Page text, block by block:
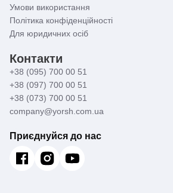
Умови використання
Політика конфіденційності
Для юридичних осіб
Контакти
+38 (095) 700 00 51
+38 (097) 700 00 51
+38 (073) 700 00 51
company@yorsh.com.ua
Приєднуйся до нас